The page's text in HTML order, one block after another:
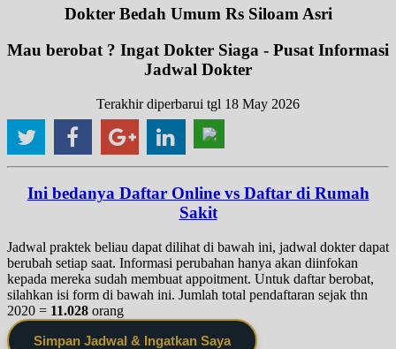
Dokter Bedah Umum Rs Siloam Asri
Mau berobat ? Ingat Dokter Siaga - Pusat Informasi
Jadwal Dokter
Terakhir diperbarui tgl 18 May 2026
Ini bedanya Daftar Online vs Daftar di Rumah
Sakit
Jadwal praktek beliau dapat dilihat di bawah ini, jadwal dokter dapat
berubah setiap saat. Informasi perubahan hanya akan diinfokan
kepada mereka sudah membuat appoitment. Untuk daftar berobat,
silahkan isi form di bawah ini. Jumlah total pendaftaran sejak thn
2020 = 11.028 orang
Simpan Jadwal & Ingatkan Saya